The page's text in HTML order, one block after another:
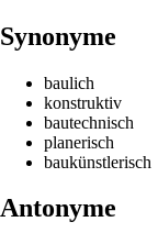
Synonyme
baulich
konstruktiv
bautechnisch
planerisch
baukünstlerisch
Antonyme